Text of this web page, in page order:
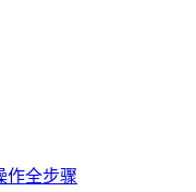
作全步骤